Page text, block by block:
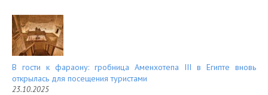
В гости к фараону: гробница Аменхотепа III в Египте вновь
открылась для посещения туристами
23.10.2025